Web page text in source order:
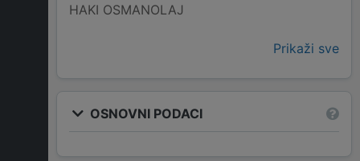
HAKI OSMANOLAJ
Prikaži sve
OSNOVNI PODACI